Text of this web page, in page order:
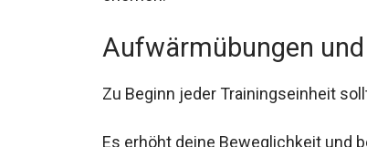
Aufwärmübungen
Zu Beginn jeder Trainingseinheit
Es erhöht deine Beweglichkeit und